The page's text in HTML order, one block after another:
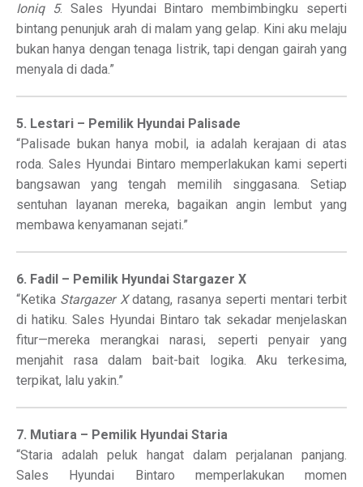
Ioniq 5. Sales Hyundai Bintaro membimbingku seperti
bintang penunjuk arah di malam yang gelap. Kini aku melaju
bukan hanya dengan tenaga listrik, tapi dengan gairah yang
menyala di dada.”
5. Lestari – Pemilik Hyundai Palisade
“Palisade bukan hanya mobil, ia adalah kerajaan di atas
roda. Sales Hyundai Bintaro memperlakukan kami seperti
bangsawan yang tengah memilih singgasana. Setiap
sentuhan layanan mereka, bagaikan angin lembut yang
membawa kenyamanan sejati.”
6. Fadil – Pemilik Hyundai Stargazer X
“Ketika Stargazer Xdatang, rasanya seperti mentari terbit
di hatiku. Sales Hyundai Bintaro tak sekadar menjelaskan
fitur—mereka merangkai narasi, seperti penyair yang
menjahit rasa dalam bait-bait logika. Aku terkesima,
terpikat, lalu yakin.”
7. Mutiara – Pemilik Hyundai Staria
“Staria adalah peluk hangat dalam perjalanan panjang.
Sales Hyundai Bintaro memperlakukan momen